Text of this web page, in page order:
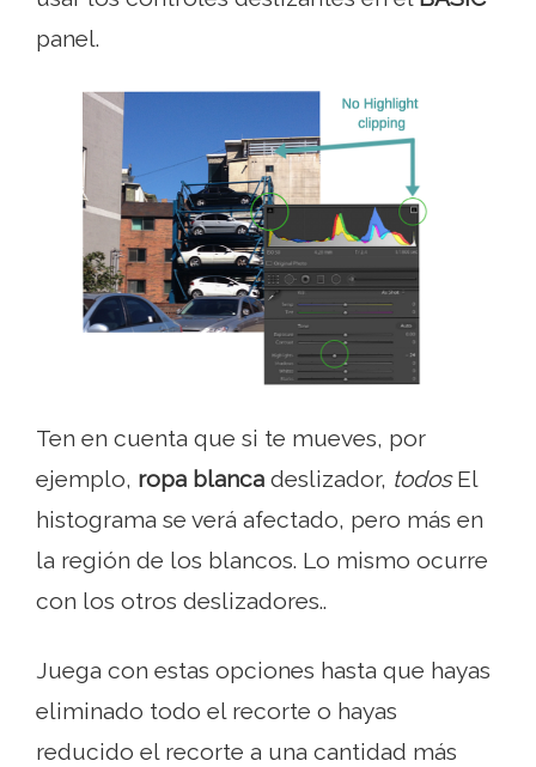
panel.
Ten en cuenta que si te mueves, por
ejemplo, ropa blanca deslizador, todosEl
histograma se verá afectado, pero más en
la región de los blancos. Lo mismo ocurre
con los otros deslizadores..
Juega con estas opciones hasta que hayas
eliminado todo el recorte o hayas
reducido el recorte a una cantidad más